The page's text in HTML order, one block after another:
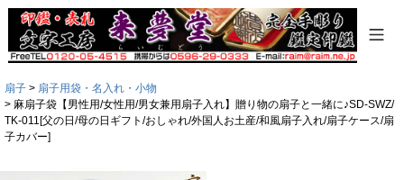
扇子
扇子用袋・名入れ・小物
麻扇子袋【男性用/女性用/男女兼用扇子入れ】贈り物の扇子と一緒に♪SD-SWZ/
TK-011[父の日/母の日ギフト/おしゃれ/外国人お土産/和風扇子入れ/扇子ケース/扇
子カバー]
キーワード
価格
〜
商品タグ